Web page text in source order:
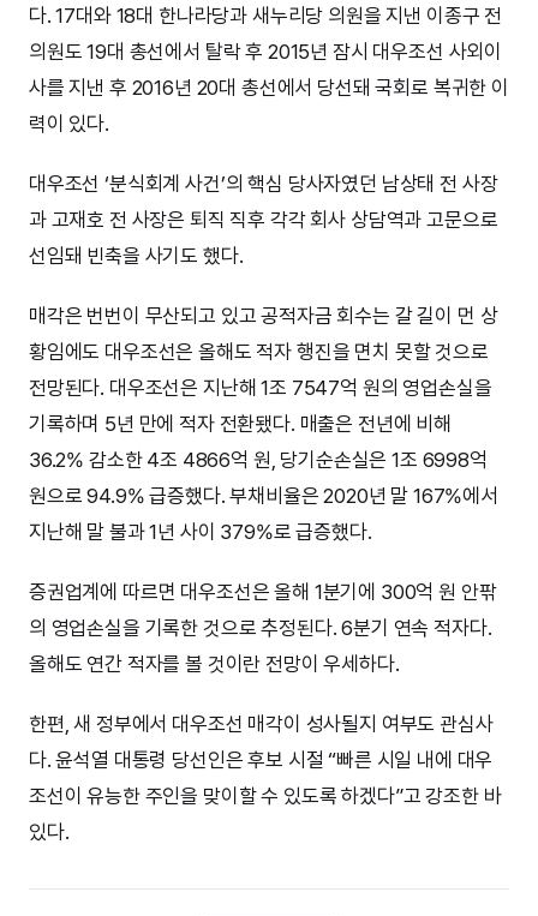
다. 17대와 18대 한나라당과 새누리당 의원을 지낸 이종구 전
의원도 19대 총선에서 탈락 후 2015년 잠시 대우조선 사외이
사를 지낸 후 2016년 20대 총선에서 당선돼 국회로 복귀한 이
력이 있다.
대우조선 ‘분식회계 사건’의 핵심 당사자였던 남상태 전 사장
과 고재호 전 사장은 퇴직 직후 각각 회사 상담역과 고문으로
선임돼 빈축을 사기도 했다.
매각은 번번이 무산되고 있고 공적자금 회수는 갈 길이 먼 상
황임에도 대우조선은 올해도 적자 행진을 면치 못할 것으로
전망된다. 대우조선은 지난해 1조 7547억 원의 영업손실을
기록하며 5년 만에 적자 전환됐다. 매출은 전년에 비해
36.2% 감소한 4조 4866억 원, 당기순손실은 1조 6998억
원으로 94.9% 급증했다. 부채비율은 2020년 말 167%에서
지난해 말 불과 1년 사이 379%로 급증했다.
증권업계에 따르면 대우조선은 올해 1분기에 300억 원 안팎
의 영업손실을 기록한 것으로 추정된다. 6분기 연속 적자다.
올해도 연간 적자를 볼 것이란 전망이 우세하다.
한편, 새 정부에서 대우조선 매각이 성사될지 여부도 관심사
다. 윤석열 대통령 당선인은 후보 시절 “빠른 시일 내에 대우
조선이 유능한 주인을 맞이할 수 있도록 하겠다”고 강조한 바
있다.